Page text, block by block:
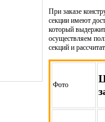
При заказе
секции имеют
который
осуществляем
секций и
Фото